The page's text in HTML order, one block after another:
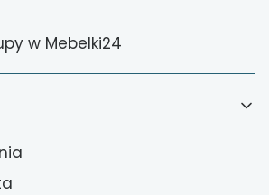
w Mebelki24